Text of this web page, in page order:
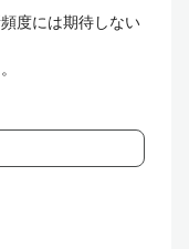
度には期待しない